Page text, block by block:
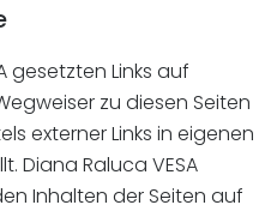
gesetzten Links auf
zu diesen Seiten
externer Links in eigenen
Diana Raluca VESA
Inhalten der Seiten auf